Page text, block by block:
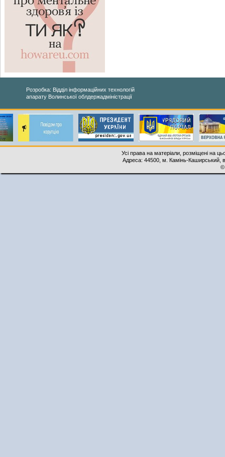
Розробка: Відділ інформаційних технологій
апарату Волинської облдержадміністрації
Усі права на матеріали, розміщені на
Адреса: 44500, м. Камінь-Каширський,
©